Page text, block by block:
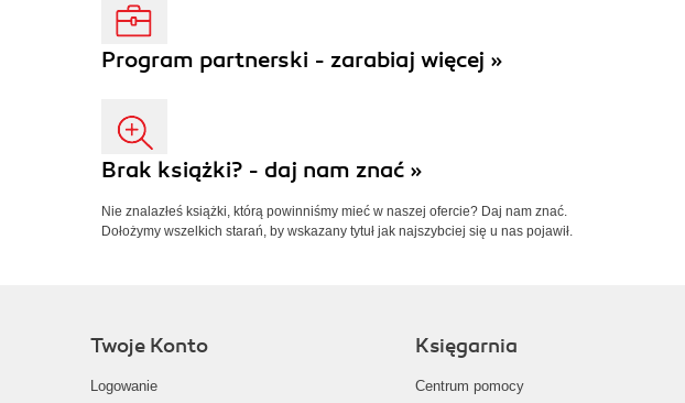
Program partnerski - zarabiaj więcej »
Brak książki? - daj nam znać »
Nie znalazłeś książki, którą powinniśmy mieć w naszej ofercie? Daj nam znać.
Dołożymy wszelkich starań, by wskazany tytuł jak najszybciej się u nas pojawił.
Twoje Konto
Logowanie
Księgarnia
Centrum pomocy